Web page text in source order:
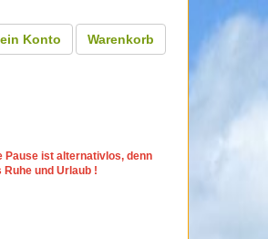
Konto Warenkorb
Pause ist alternativlos, denn
und Urlaub !